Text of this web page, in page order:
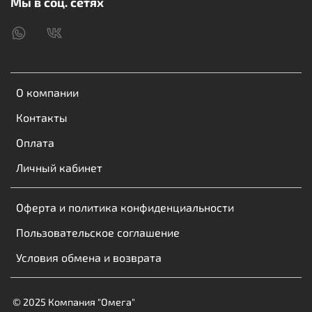
О компании
Контакты
Оплата
Личный кабинет
Оферта и политика конфиденциальности
Пользовательское соглашение
Условия обмена и возврата
© 2025 Компания "Омега"